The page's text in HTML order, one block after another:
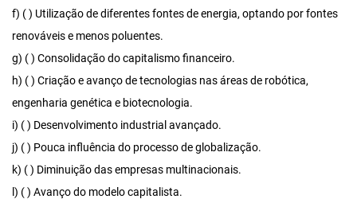
f) ( ) Utilização de diferentes fontes de energia, optando por fontes
renováveis e menos poluentes.
g) ( ) Consolidação do capitalismo financeiro.
h) ( ) Criação e avanço de tecnologias nas áreas de robótica,
engenharia genética e biotecnologia.
i) ( ) Desenvolvimento industrial avançado.
j) ( ) Pouca influência do processo de globalização.
k) ( ) Diminuição das empresas multinacionais.
l) ( ) Avanço do modelo capitalista.